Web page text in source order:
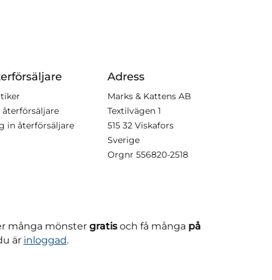
återförsäljare
in återförsäljare
Adress
Marks & Kattens AB
Textilvägen 1
515 32 Viskafors
Sverige
Orgnr 556820-2518
många mönster gratisoch få många på
är inloggad.